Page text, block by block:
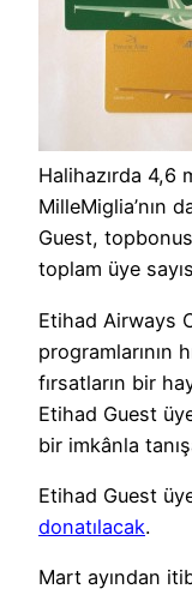
Halihazırda 4,6
MilleMiglia’nın
Guest,
toplam üye
Etihad Airways
programlarının
fırsatların bir
Etihad Guest
bir imkânla
Etihad Guest
donatılacak.
Mart ayından